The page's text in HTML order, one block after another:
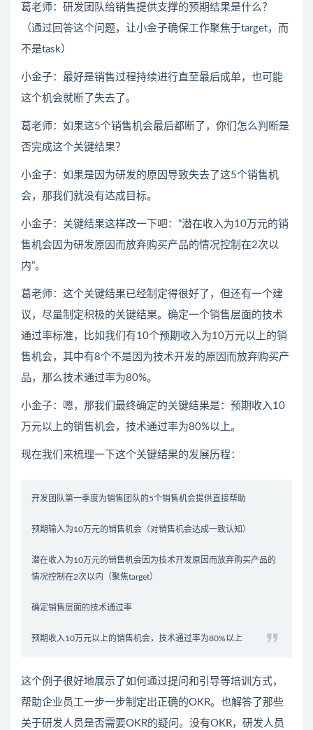
葛老师：研发团队给销售提供支撑的预期结果是什么？
（通过回答这个问题，让小金子确保工作聚焦于target，而
不是task）
小金子：最好是销售过程持续进行直至最后成单，也可能
这个机会就断了失去了。
葛老师：如果这5个销售机会最后都断了，你们怎么判断是
否完成这个关键结果？
小金子：如果是因为研发的原因导致失去了这5个销售机
会，那我们就没有达成目标。
小金子：关键结果这样改一下吧：“潜在收入为10万元的销
售机会因为研发原因而放弃购买产品的情况控制在2次以
内”。
葛老师：这个关键结果已经制定得很好了，但还有一个建
议，尽量制定积极的关键结果。确定一个销售层面的技术
通过率标准，比如我们有10个预期收入为10万元以上的销
售机会，其中有8个不是因为技术开发的原因而放弃购买产
品，那么技术通过率为80%。
小金子：嗯，那我们最终确定的关键结果是：预期收入10
万元以上的销售机会，技术通过率为80%以上。
现在我们来梳理一下这个关键结果的发展历程：
开发团队第一季度为销售团队的5个销售机会提供直接帮助
预期输入为10万元的销售机会（对销售机会达成一致认知）
潜在收入为10万元的销售机会因为技术开发原因而放弃购买产品的
情况控制在2次以内（聚焦target）
确定销售层面的技术通过率
预期收入10万元以上的销售机会，技术通过率为80%以上
这个例子很好地展示了如何通过提问和引导等培训方式，
帮助企业员工一步一步制定出正确的OKR。也解答了那些
关于研发人员是否需要OKR的疑问。没有OKR，研发人员